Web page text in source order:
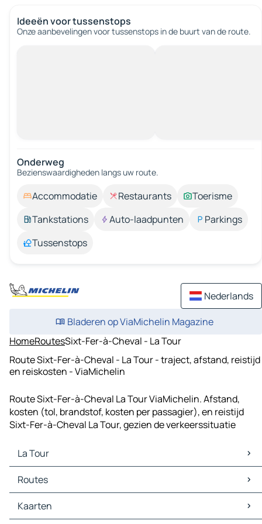
Ideeën voor tussenstops
Onze aanbevelingen voor tussenstops in de buurt van de route.
Onderweg
Bezienswaardigheden langs uw route.
Accommodatie Restaurants
Toerisme
Tankstations
Auto-laadpunten
Parkings
Tussenstops
Nederlands
Bladeren op ViaMichelin Magazine
HomeRoutesSixt-Fer-à-Cheval - La Tour
Route Sixt-Fer-à-Cheval - La Tour - traject, afstand, reistijd
en reiskosten - ViaMichelin
Route Sixt-Fer-à-Cheval La Tour ViaMichelin. Afstand,
kosten (tol, brandstof, kosten per passagier), en reistijd
Sixt-Fer-à-Cheval La Tour, gezien de verkeerssituatie
La Tour
La Tour Kaarten
La Tour Verkeer
La Tour Hotels
La Tour Restaurants
Routes
Routes La Tour - Bonneville
Routes La Tour - Cluses
Kaarten